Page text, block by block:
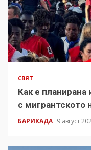
СВЯТ
Как е планирана
с мигрантското
БАРИКАДА 9 август